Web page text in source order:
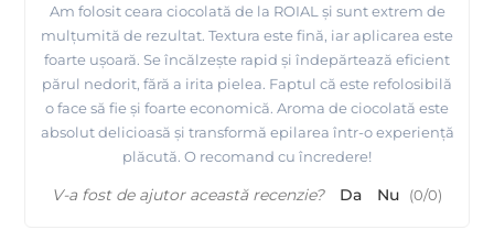
Am folosit ceara ciocolată de la ROIAL și sunt extrem de
mulțumită de rezultat. Textura este fină, iar aplicarea este
foarte ușoară. Se încălzește rapid și îndepărtează eficient
părul nedorit, fără a irita pielea. Faptul că este refolosibilă
o face să fie și foarte economică. Aroma de ciocolată este
absolut delicioasă și transformă epilarea într-o experiență
plăcută. O recomand cu încredere!
V-a fost de ajutor această recenzie? Da Nu (0/0)